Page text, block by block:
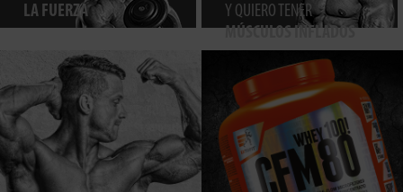
LA FUERZA
Y QUIERO TENER
MÚSCULOS INFLADOS